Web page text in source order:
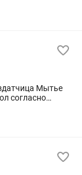
Мытье
согласно
в случае